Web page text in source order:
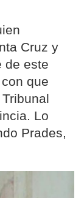
Cruz y
de este
que
Lo
Prades,